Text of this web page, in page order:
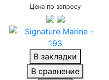
Цена по запросу
В закладки
В сравнение